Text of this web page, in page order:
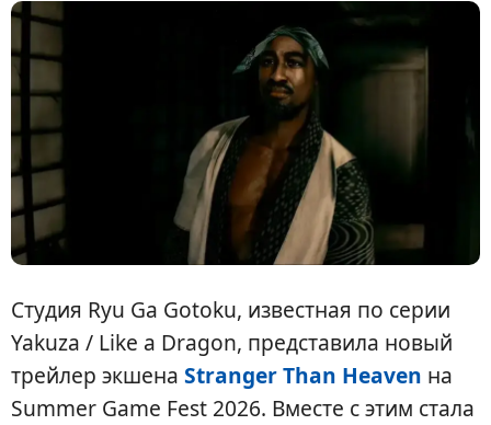
Студия Ryu Ga Gotoku, известная по серии
Yakuza / Like a Dragon, представила новый
трейлер экшена Stranger Than Heaven на
Summer Game Fest 2026. Вместе с этим стала